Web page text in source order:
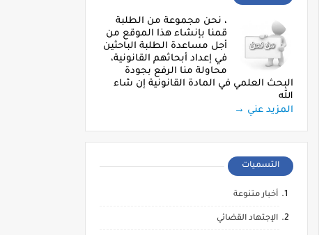
، نحن مجموعة من الطلبة
قمنا بإنشاء هذا الموقع من
أجل مساعدة الطلبة الباحثين
في إعداد أبحاثهم القانونية،
محاولة منا الرفع بجودة
البحث العلمي في المادة القانونية إن شاء
الله
المزيد عني →
التسميات
أخبار متنوعة
الإجتهاد القضائي